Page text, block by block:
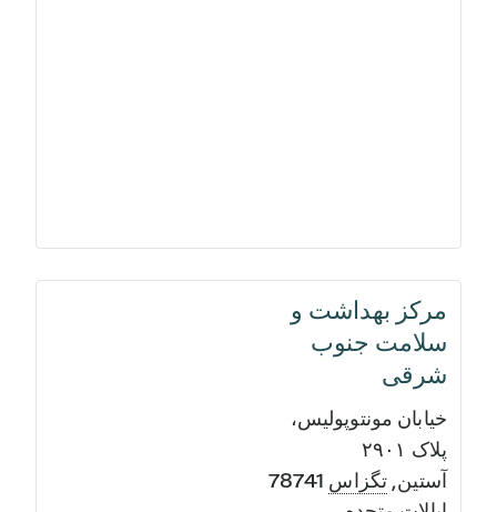
مرکز بهداشت و
سلامت جنوب
شرقی
خیابان مونتوپولیس،
پلاک ۲۹۰۱
آستین, تگزاس 78741